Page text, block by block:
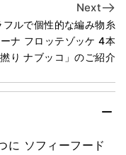
に ソフィーフード
Next
フルで個性的な編み物糸
ーナ フロッテゾッケ 4本
撚り ナブッコ」のご紹介